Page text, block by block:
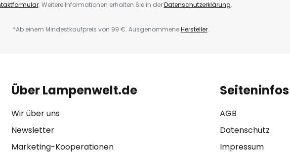
. Weitere Informationen erhalten Sie in derDatenschutzerklärung.
*Ab einem Mindestkaufpreis von 99 €. AusgenommeneHersteller.
Über Lampenwelt.de
Wir über uns
Newsletter
Marketing-Kooperationen
Seiteninfos
AGB
Datenschutz
Impressum